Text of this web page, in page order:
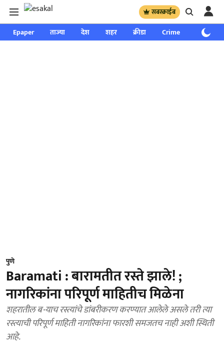
सबस्क्राईब
Epaper ताज्या देश शहर क्रीडा Crime साप्ताहिक
पुणे
Baramati : बारामतीत रस्ते झाले! ;
नागरिकांना परिपूर्ण माहितीच मिळेना
शहरातील ब-याच रस्त्यांचे डांबरीकरण करण्यात आलेले असले तरी त्या
रस्त्याची परिपूर्ण माहिती नागरिकांना फारशी समजतच नाही अशी स्थिती
आहे.